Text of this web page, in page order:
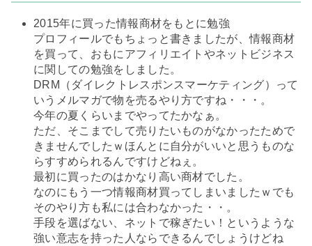
2015年に買った情報商材をもとに勉強
プロフィールでもちょっと書きましたが、情報商材
を買って、おもにアフィリエイトやネットビジネス
に関しての勉強をしました。
DRM（ダイレクトレスポンスマーケティング）
って
いうメルマガで物を売るやり方ですね・・・。
今年の夏くらいまでやってたかなぁ。
ただ、そこまでして売りたいものがなかったためで
きませんでしたｗほんとに自分がいいと思うものな
らすすめられるんですけどねぇ。
最初に買ったのはかなり高い商材でした。
なのにもう一つ情報商材買ってしまいましたｗでも
そのやり方も私には合わなかった・・。
手段を選ばない、ネットで稼ぎたい！というような
強い意志を持った人ならできるんでしょうけどね